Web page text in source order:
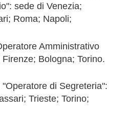
sede di Venezia;
Roma; Napoli;
Amministrativo
Bologna; Torino.
di Segreteria":
Trieste; Torino;